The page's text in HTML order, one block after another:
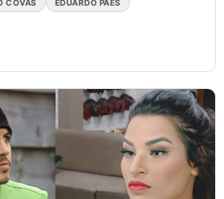
COVAS EDUARDO PAES